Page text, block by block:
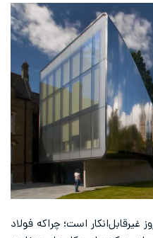
غیرقابل‌انکار است؛ چراکه فولاد